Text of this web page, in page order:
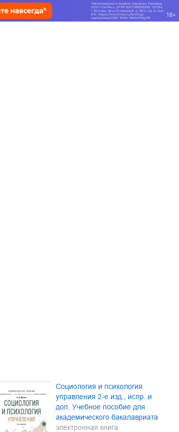
Социология и психология
управления 2-е изд., испр. и
доп. Учебное пособие для
академического бакалавриата
электронная книга